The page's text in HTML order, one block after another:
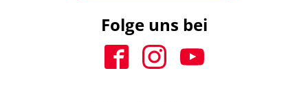
Folge uns bei